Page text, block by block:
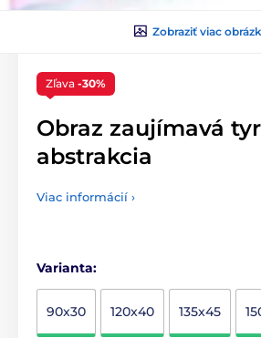
Zobraziť viac
Zľava -30%
Obraz zaujímavá
abstrakcia
Viac informácií ›
Varianta:
90x30 120x40 135x45